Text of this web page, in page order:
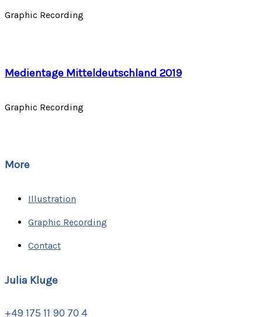
Graphic Recording
Medientage Mitteldeutschland 2019
Graphic Recording
More
Illustration
Graphic Recording
Contact
Julia Kluge
+49 175 11 90 70 4